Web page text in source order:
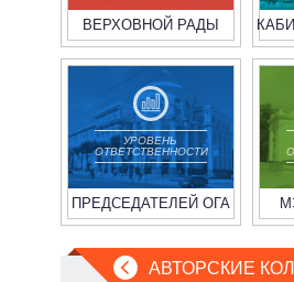
ВЕРХОВНОЙ РАДЫ
УРОВЕНЬ
ОТВЕТСТВЕННОСТИ
ПРЕДСЕДАТЕЛЕЙ ОГА
АВТОРСКИЕ